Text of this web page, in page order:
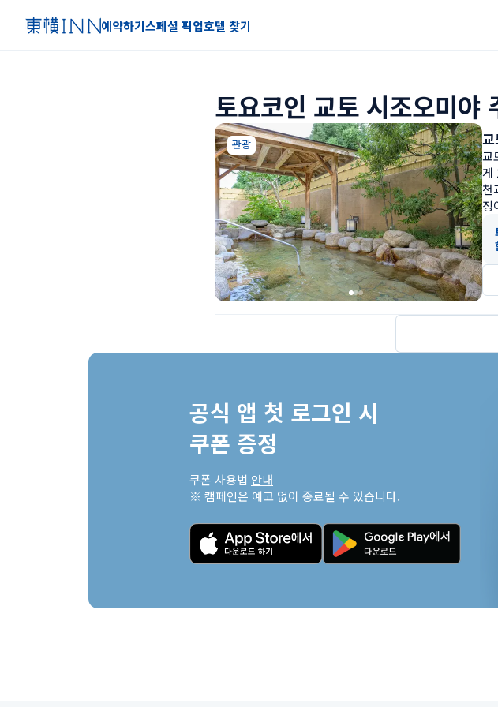
예약하기스페셜 픽업호텔 찾기
토요코인 교토 시조오미야
관광
교
게
천
징
공식 앱 첫 로그인 시
쿠폰 증정
쿠폰 사용법 안내
※ 캠페인은 예고 없이 종료될 수 있습니다.